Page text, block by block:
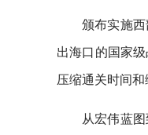
颁布实施
出海口的国家
压缩通关时间
从宏伟蓝